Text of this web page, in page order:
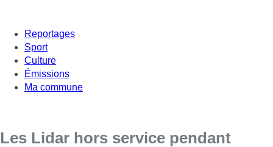
Reportages
Sport
Culture
Émissions
Ma commune
Les Lidar hors service pendant